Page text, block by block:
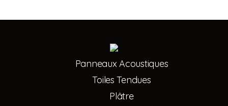
Panneaux Acoustiques
Toiles Tendues
Plâtre